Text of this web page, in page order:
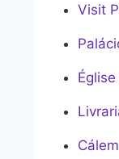
Visit
Cálem